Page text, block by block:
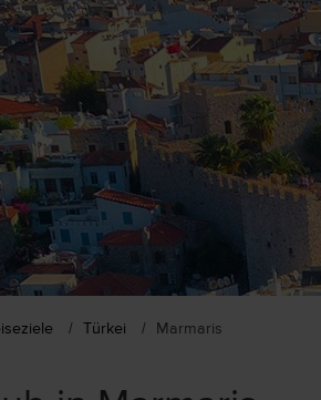
Türkei Marmaris